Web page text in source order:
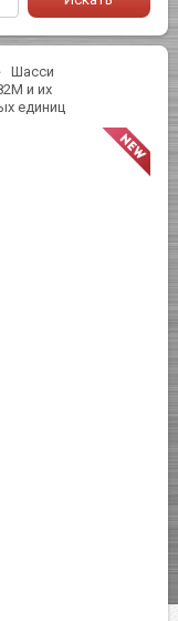
Шасси
и их
единиц